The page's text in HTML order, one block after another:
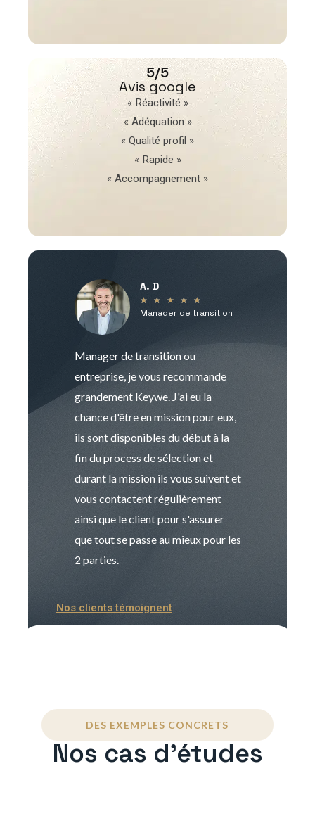
5/5
Avis google
« Réactivité »
« Adéquation »
« Qualité profil »
« Rapide »
« Accompagnement »
A. D
★ ★ ★ ★ ★
Manager de transition
Manager de transition ou
entreprise, je vous recommande
grandement Keywe. J'ai eu la
chance d'être en mission pour eux,
ils sont disponibles du début à la
fin du process de sélection et
durant la mission ils vous suivent et
vous contactent régulièrement
ainsi que le client pour s'assurer
que tout se passe au mieux pour les
2 parties.
Nos clients témoignent
DES EXEMPLES CONCRETS
Nos cas d'études